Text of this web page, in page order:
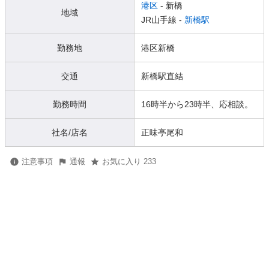
地域
港区 - 新橋
JR山手線 - 新橋駅
勤務地 港区新橋
交通 新橋駅直結
勤務時間 16時半から23時半、応相談。
社名/店名 正味亭尾和
注意事項 通報 お気に入り 233